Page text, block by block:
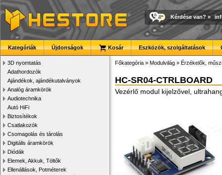
Kérdése van? »
Kategóriák Újdonságok Kosár Eszközök, szolgáltatások
3D nyomtatás
Adathordozók
Ajándékok, ajándékutalványok
Analóg áramkörök
Audiotechnika
Autó HiFi
Biztosítékok
Csatlakozók
Csomagolás és tárolás
Digitális áramkörök
Diódák
Elemek, Akkuk, Töltők
Ellenállások, Potméterek
Főkategória » Modulvilág » Érzékelők,
HC-SR04-CTRLBOARD
Vezérlő modul kijelzővel,